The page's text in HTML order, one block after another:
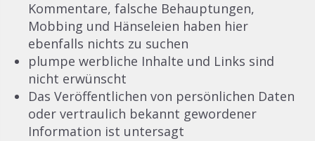
Kommentare, falsche Behauptungen,
Mobbing und Hänseleien haben hier
ebenfalls nichts zu suchen
plumpe werbliche Inhalte und Links sind
nicht erwünscht
Das Veröffentlichen von persönlichen Daten
oder vertraulich bekannt gewordener
Information ist untersagt